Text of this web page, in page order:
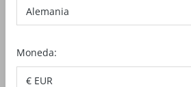
Moneda: